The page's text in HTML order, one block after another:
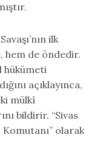
ilk
hem de öndedir.
hükümeti
açıklayınca,
mülkî
bildirir. “Sivas
olarak